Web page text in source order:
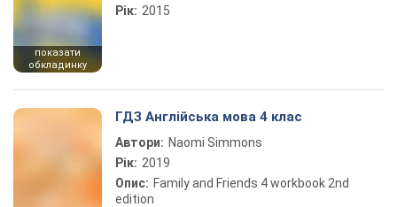
показати
обкладинку
Рік: 2015
ГДЗ Англійська мова 4 клас
Автори: Naomi Simmons
Рік: 2019
Опис: Family and Friends 4 workbook 2nd
edition